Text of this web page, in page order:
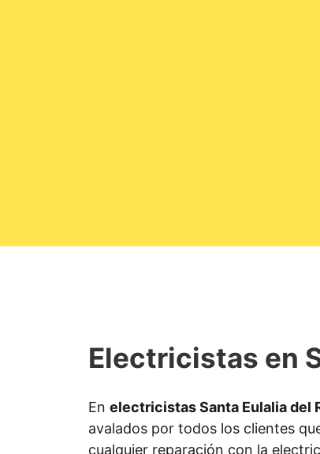
Electricistas en
En electricistas Santa Eulalia del
avalados por todos los clientes
cualquier reparación con la